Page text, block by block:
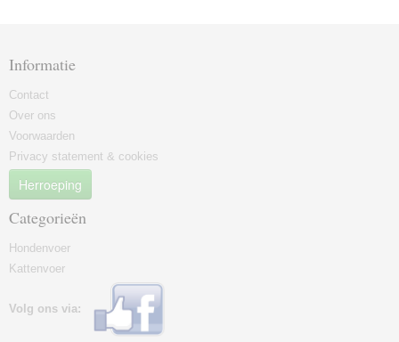
Informatie
Contact
Over ons
Voorwaarden
Privacy statement & cookies
Herroeping
Categorieën
Hondenvoer
Kattenvoer
Volg ons via: